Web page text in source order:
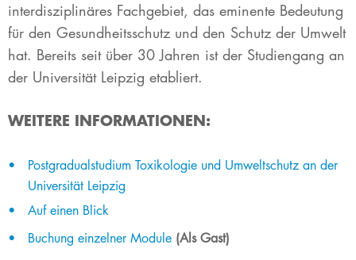
interdisziplinäres Fachgebiet, das eminente Bedeutung
für den Gesundheitsschutz und den Schutz der Umwelt
hat. Bereits seit über 30 Jahren ist der Studiengang an
der Universität Leipzig etabliert.
WEITERE INFORMATIONEN:
Postgradualstudium Toxikologie​ und Umweltschutz an der
Universität Leipzig​
Auf einen Blick​
Buchung einzelner Module​ (Als Gast)